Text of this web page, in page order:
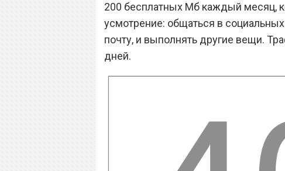
200 бесплатных Мб каждый месяц,
усмотрение: общаться в
почту, и выполнять другие вещи.
дней.